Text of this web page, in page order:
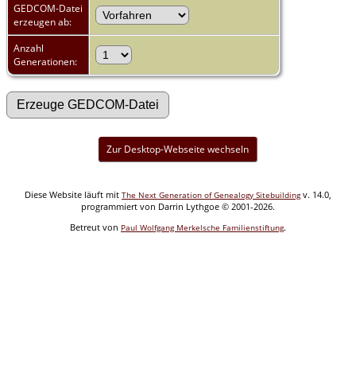
GEDCOM-Datei
erzeugen ab:
Anzahl
Generationen:
Zur Desktop-Webseite wechseln
Diese Website läuft mit The Next Generation of Genealogy Sitebuildingv. 14.0,
programmiert von Darrin Lythgoe © 2001-2026.
Betreut von Paul Wolfgang Merkelsche Familienstiftung.